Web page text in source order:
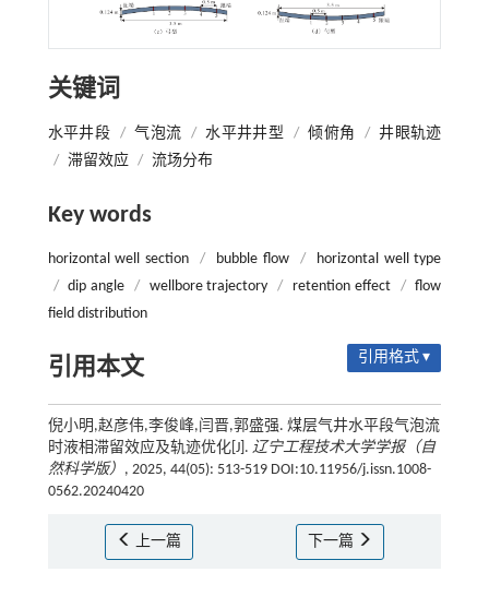
关键词
水平井段 / 气泡流 / 水平井井型 / 倾俯角 / 井眼轨迹
/ 滞留效应 / 流场分布
Key words
horizontal well section / bubble flow /
horizontal well type
/ dip angle / wellbore trajectory / retention effect / flow
field distribution
引用本文 引用格式 ▾
倪小明,赵彦伟,李俊峰,闫晋,郭盛强. 煤层气井水平段气泡流
时液相滞留效应及轨迹优化[J]. 辽宁工程技术大学学报（自
然科学版） , 2025, 44(05): 513-519 DOI:10.11956/j.issn.1008-
0562.20240420
上一篇 下一篇